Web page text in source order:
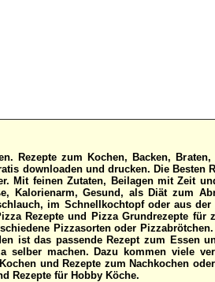
Rezepte zum Kochen, Backen,
downloaden und drucken. Die Besten
Mit feinen Zutaten, Beilagen mit Zeit
Kalorienarm, Gesund, als Diät zum
im Schnellkochtopf oder aus
Rezepte und Pizza Grundrezepte für
Pizzasorten oder
ist das passende Rezept zum Essen
selber machen. Dazu kommen viele
und Rezepte zum Nachkochen
Rezepte für Hobby Köche.